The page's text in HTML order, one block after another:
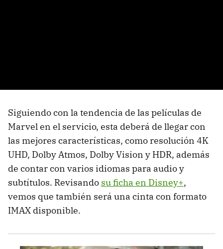
Siguiendo con la tendencia de las películas de
Marvel en el servicio, esta deberá de llegar con
las mejores características, como resolución 4K
UHD, Dolby Atmos, Dolby Vision y HDR, además
de contar con varios idiomas para audio y
subtítulos. Revisando su ficha en Disney+,
vemos que también será una cinta con formato
IMAX disponible.